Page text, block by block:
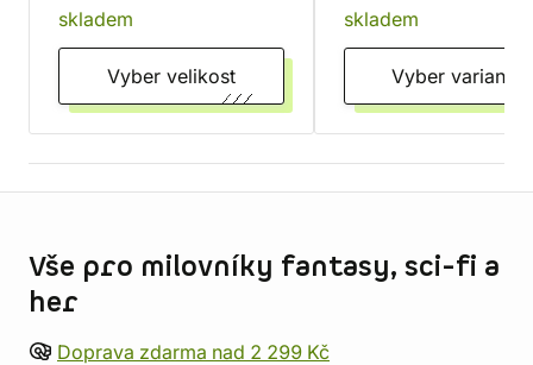
skladem
Vyber velikost
skladem
Vyber variantu
Vše pro milovníky fantasy, sci-fi a
her
Doprava zdarma nad 2 299 Kč